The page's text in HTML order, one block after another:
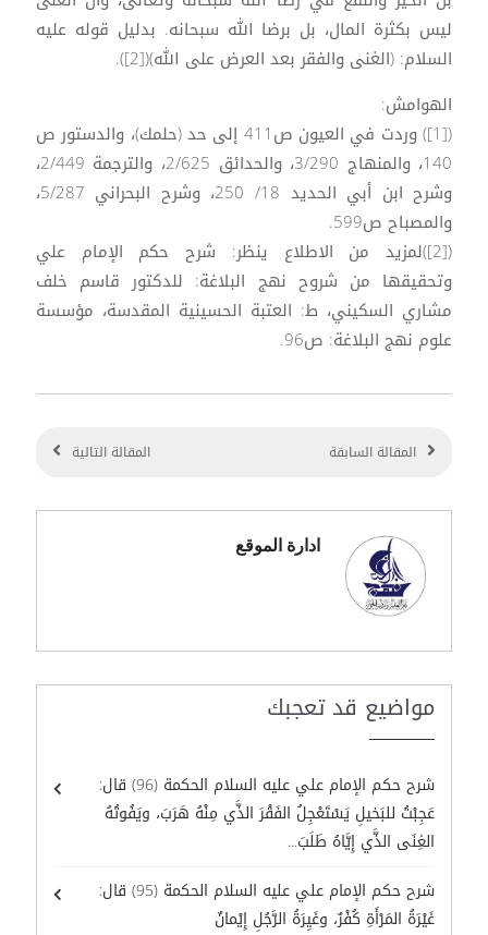
ليس بكثرة المال، بل برضا الله سبحانه. بدليل قوله عليه
السلام: (الغنى والفقر بعد العرض على الله)([2]).
الهوامش:
([1]) وردت في العيون ص411 إلى حد (حلمك)، والدستور ص
140، والمنهاج 3/290، والحدائق 2/625، والترجمة 2/449،
وشرح ابن أبي الحديد 18/ 250، وشرح البحراني 5/287،
والمصباح ص599.
([2])لمزيد من الاطلاع ينظر: شرح حكم الإمام علي
وتحقيقها من شروح نهج البلاغة: للدكتور قاسم خلف
مشاري السكيني، ط: العتبة الحسينية المقدسة، مؤسسة
علوم نهج البلاغة: ص96.
المقالة السابقة المقالة التالية
ادارة الموقع
مواضيع قد تعجبك
شرح حكم الإمام علي عليه السلام الحكمة (96) قال:
عَجِبْتُ للبَخيلِ يَسْتَعْجِلُ الفَقْرَ الذَّي مِنْهُ هَرَبَ، ويَفُوتُهُ
الغِنَى الذَّي إِيَّاهُ طَلَبَ...
شرح حكم الإمام علي عليه السلام الحكمة (95) قال:
غَيْرَةُ المَرْأَةِ كُفْرٌ، وغَيِرَةُ الرَّجُلِ إِيْمانٌ